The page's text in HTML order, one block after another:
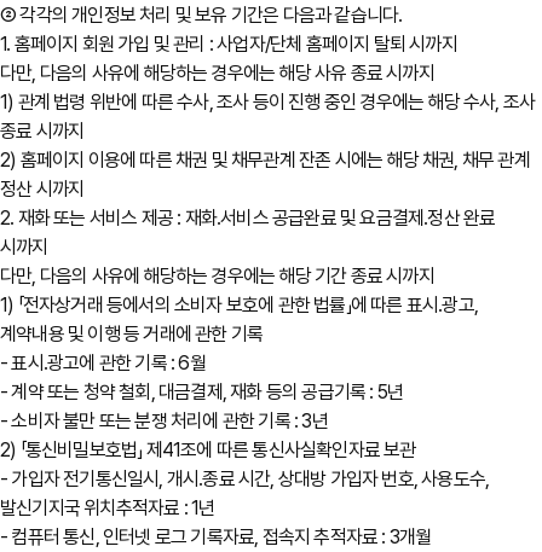
② 각각의 개인정보 처리 및 보유 기간은 다음과 같습니다.
1. 홈페이지 회원 가입 및 관리 : 사업자/단체 홈페이지 탈퇴 시까지
다만, 다음의 사유에 해당하는 경우에는 해당 사유 종료 시까지
1) 관계 법령 위반에 따른 수사, 조사 등이 진행 중인 경우에는 해당 수사, 조사
종료 시까지
2) 홈페이지 이용에 따른 채권 및 채무관계 잔존 시에는 해당 채권, 채무 관계
정산 시까지
2. 재화 또는 서비스 제공 : 재화․서비스 공급완료 및 요금결제․정산 완료
시까지
다만, 다음의 사유에 해당하는 경우에는 해당 기간 종료 시까지
1) 「전자상거래 등에서의 소비자 보호에 관한 법률」에 따른 표시․광고,
계약내용 및 이행 등 거래에 관한 기록
- 표시․광고에 관한 기록 : 6월
- 계약 또는 청약 철회, 대금결제, 재화 등의 공급기록 : 5년
- 소비자 불만 또는 분쟁 처리에 관한 기록 : 3년
2) 「통신비밀보호법」 제41조에 따른 통신사실확인자료 보관
- 가입자 전기통신일시, 개시․종료 시간, 상대방 가입자 번호, 사용도수,
발신기지국 위치추적자료 : 1년
- 컴퓨터 통신, 인터넷 로그 기록자료, 접속지 추적자료 : 3개월